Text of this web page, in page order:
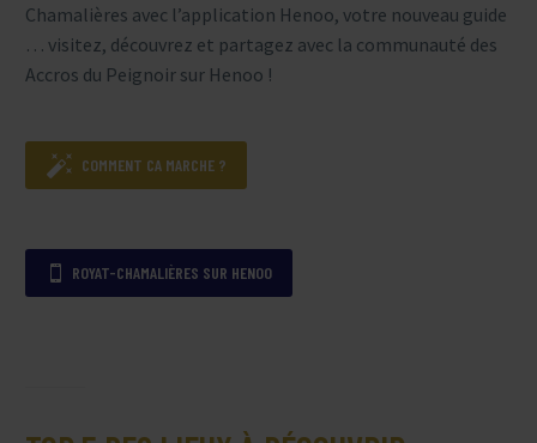
Chamalières avec l’application Henoo, votre nouveau guide
… visitez, découvrez et partagez avec la communauté des
Accros du Peignoir sur Henoo !
 COMMENT CA MARCHE ?
 ROYAT-CHAMALIÈRES SUR HENOO